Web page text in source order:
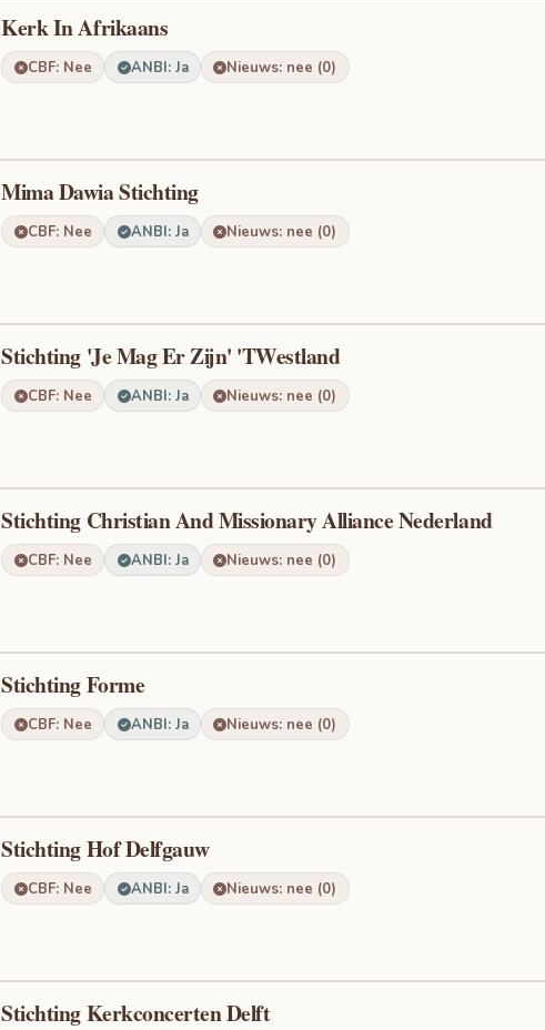
Kerk In Afrikaans
CBF: Nee ANBI: Ja Nieuws: nee (0)
Mima Dawia Stichting
CBF: Nee ANBI: Ja Nieuws: nee (0)
Stichting 'Je Mag Er Zijn' 'TWestland
CBF: Nee ANBI: Ja Nieuws: nee (0)
Stichting Christian And Missionary Alliance Nederland
CBF: Nee ANBI: Ja Nieuws: nee (0)
Stichting Forme
CBF: Nee ANBI: Ja Nieuws: nee (0)
Stichting Hof Delfgauw
CBF: Nee ANBI: Ja Nieuws: nee (0)
Stichting Kerkconcerten Delft